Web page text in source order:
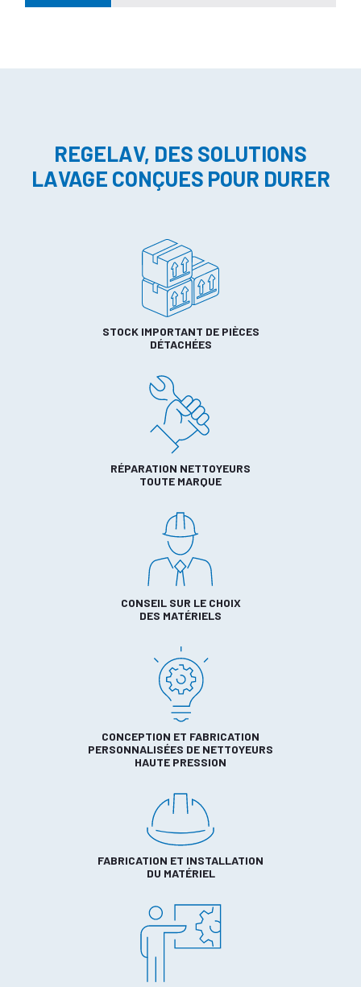
REGELAV, DES SOLUTIONS
LAVAGE CONÇUES POUR DURER
STOCK IMPORTANT DE PIÈCES
DÉTACHÉES
RÉPARATION NETTOYEURS
TOUTE MARQUE
CONSEIL SUR LE CHOIX
DES MATÉRIELS
CONCEPTION ET FABRICATION
PERSONNALISÉES DE NETTOYEURS
HAUTE PRESSION
FABRICATION ET INSTALLATION
DU MATÉRIEL